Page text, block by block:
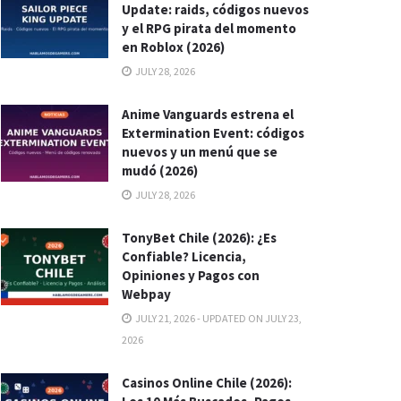
Update: raids, códigos nuevos
y el RPG pirata del momento
en Roblox (2026)
JULY 28, 2026
Anime Vanguards estrena el
Extermination Event: códigos
nuevos y un menú que se
mudó (2026)
JULY 28, 2026
TonyBet Chile (2026): ¿Es
Confiable? Licencia,
Opiniones y Pagos con
Webpay
JULY 21, 2026 - UPDATED ON JULY 23,
2026
Casinos Online Chile (2026):